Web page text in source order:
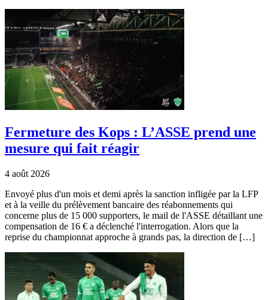
Fermeture des Kops : L’ASSE prend une
mesure qui fait réagir
4 août 2026
Envoyé plus d'un mois et demi après la sanction infligée par la LFP
et à la veille du prélèvement bancaire des réabonnements qui
concerne plus de 15 000 supporters, le mail de l'ASSE détaillant une
compensation de 16 € a déclenché l'interrogation. Alors que la
reprise du championnat approche à grands pas, la direction de […]